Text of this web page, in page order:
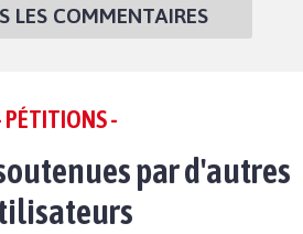
LES COMMENTAIRES
PÉTITIONS -
par d'autres